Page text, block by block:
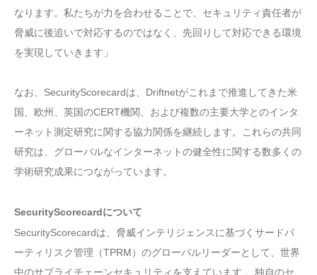
なります。私たちが力を合わせることで、セキュリティ責任者が
脅威に後追いで対応するのではなく、先回りして対応できる環境
を実現していきます」
なお、SecurityScorecardは、Driftnetがこれまで推進してきた米
国、欧州、英国のCERT機関、および複数の主要大学とのインタ
ーネット測定研究に関する協力関係を継続します。これらの共同
研究は、グローバルなインターネットの健全性に関する数多くの
学術研究成果につながっています。
SecurityScorecardについて
SecurityScorecardは、脅威インテリジェンスに基づくサードパ
ーティリスク管理（TPRM）のグローバルリーダーとして、世界
中のサプライチェーンセキュリティを支えています 。独自のセ